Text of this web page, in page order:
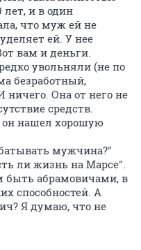
лет, и в один
что муж ей не
ей. У нее
вам и деньги.
увольняли (не по
безработный,
Она от него не
средств.
он нашел хорошую
мужчина?"
ли жизнь на Марсе".
быть абрамовичами, в
способностей. А
Я думаю, что не